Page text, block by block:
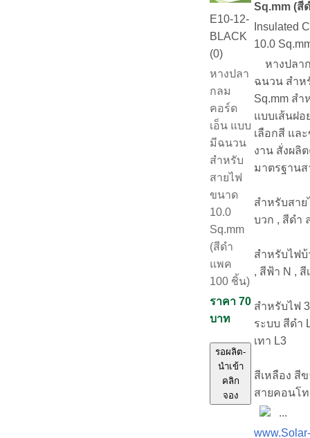
E10-12-
BLACK
(0)
หางปลา
กลม
คอร์ด
เอ็น แบบ
มีฉนวน
สำหรับ
สายไฟ
ขนาด
10.0
Sq.mm
(สีดำ
แพค
100 ชิ้น)
ราคา 70
บาท
รอผลิต-
นำเข้า
คลิก
จอง
Sq.mm (สี
Insulated
10.0
หางปลา
ฉนวน สำห
Sq.mm สำ
แบบเส้นฝอ
เลือกสี แล
งาน สั่งผลิ
มาตรฐานส
สำหรับสาย
บวก , สีดำ
สำหรับไฟบ้
, สีฟ้า N , สี
สำหรับไฟ
ระบบ สีดำ
เทา L3
สีเหลือง สี
สายคอนโ
...
www.Solar-